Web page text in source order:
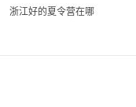
浙江好的夏令营在哪